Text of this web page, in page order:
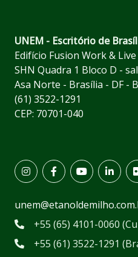
UNEM - Escritório de
Edifício Fusion Work & Live
SHN Quadra 1 Bloco D -
Asa Norte - Brasília - DF -
(61) 3522-1291
CEP: 70701-040
+55 (65) 4101-0060
+55 (61) 3522-1291